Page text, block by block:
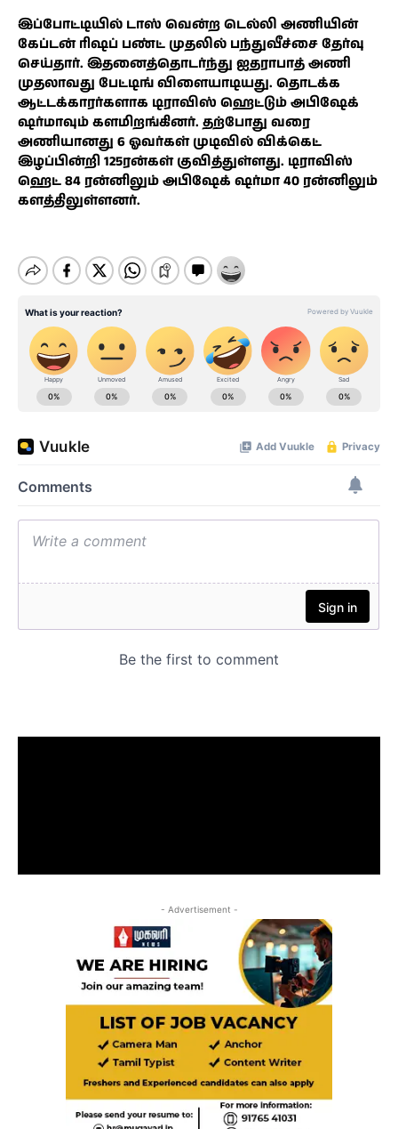
இப்போட்டியில் டாஸ் வென்ற டெல்லி அணியின்
கேப்டன் ரிஷப் பண்ட் முதலில் பந்துவீச்சை தேர்வு
செய்தார். இதனைத்தொடர்ந்து ஐதராபாத் அணி
முதலாவது பேட்டிங் விளையாடியது. தொடக்க
ஆட்டக்காரர்களாக டிராவிஸ் ஹெட்டும் அபிஷேக்
ஷர்மாவும் களமிறங்கினர். தற்போது வரை
அணியானது 6 ஓவர்கள் முடிவில் விக்கெட்
இழப்பின்றி 125ரன்கள் குவித்துள்ளது. டிராவிஸ்
ஹெட் 84 ரன்னிலும் அபிஷேக் ஷர்மா 40 ரன்னிலும்
களத்திலுள்ளனர்.
- Advertisement -